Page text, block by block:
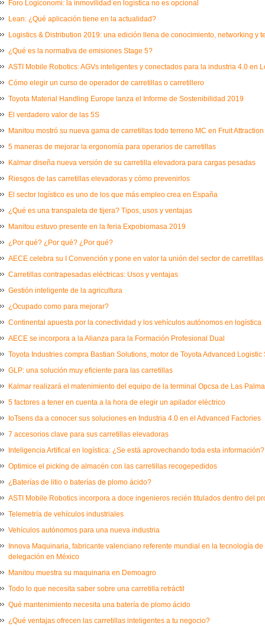
Foro Logiconomi: la inmovilidad en logística no es opcional
Lean: ¿Qué aplicación tiene en la actualidad?
Logistics & Distribution 2019: una edición llena de conocimiento, networking y
¿Qué es la normativa de emisiones Stage 5?
ASTI Mobile Robotics: AGVs inteligentes y conectados para la industria 4.0 en
Cómo elegir un curso de operador de carretillas o carretillero
Toyota Material Handling Europe lanza el Informe de Sostenibilidad 2019
El verdadero valor de las 5S
Manitou mostró su nueva gama de carretillas todo terreno MC en Fruit Attraction
5 maneras de mejorar la ergonomía para operarios de carretillas
Kalmar diseña nueva versión de su carretilla elevadora para cargas pesadas
Riesgos de las carretillas elevadoras y cómo prevenirlos
El sector logístico es uno de los que más empleo crea en España
¿Qué es una transpaleta de tijera? Tipos, usos y ventajas
Manitou estuvo presente en la feria Expobiomasa 2019
¿Por qué? ¿Por qué? ¿Por qué?
AECE celebra su I Convención y pone en valor la unión del sector de carretillas
Carretillas contrapesadas eléctricas: Usos y ventajas
Gestión inteligente de la agricultura
¿Ocupado como para mejorar?
Continental apuesta por la conectividad y los vehículos autónomos en logística
AECE se incorpora a la Alianza para la Formación Profesional Dual
Toyota Industries compra Bastian Solutions, motor de Toyota Advanced Logistic
GLP: una solución muy eficiente para las carretillas
Kalmar realizará el matenimiento del equipo de la terminal Opcsa de Las
5 factores a tener en cuenta a la hora de elegir un apilador eléctrico
IoTsens da a conocer sus soluciones en Industria 4.0 en el Advanced Factories
7 accesorios clave para sus carretillas elevadoras
Inteligencia Artifical en logística: ¿Se está aprovechando toda esta información?
Optimice el picking de almacén con las carretillas recogepedidos
¿Baterías de litio o baterías de plomo ácido?
ASTI Mobile Robotics incorpora a doce ingenieros recién titulados dentro del
Telemetría de vehículos industriales
Vehículos autónomos para una nueva industria
Innova Maquinaria, fabricante valenciano referente mundial en la tecnología
delegación en México
Manitou muestra su maquinaria en Demoagro
Todo lo que necesita saber sobre una carretilla retráctil
Qué mantenimiento necesita una batería de plomo ácido
¿Qué ventajas ofrecen las carretillas inteligentes a tu negocio?